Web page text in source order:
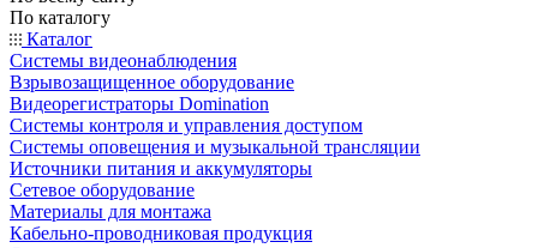
По каталогу
Каталог
Системы видеонаблюдения
Взрывозащищенное оборудование
Видеорегистраторы Domination
Системы контроля и управления доступом
Системы оповещения и музыкальной трансляции
Источники питания и аккумуляторы
Сетевое оборудование
Материалы для монтажа
Кабельно-проводниковая продукция